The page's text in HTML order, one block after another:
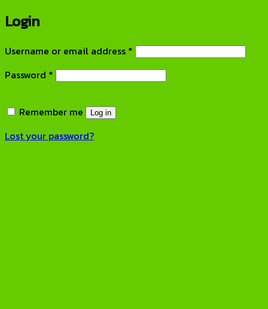
Login
Username or email address * Required
Password * Required
Remember me Log in
Lost your password?